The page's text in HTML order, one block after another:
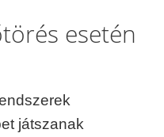
esetén
játszanak